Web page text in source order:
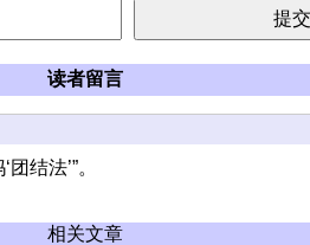
读者留言
结法’”。
相关文章